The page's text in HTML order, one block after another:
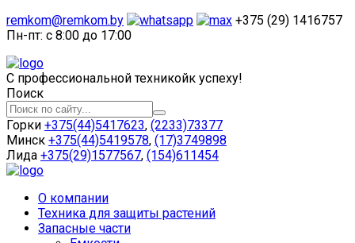
remkom@remkom.by
+375 (29) 1416757
Пн-пт: с 8:00 до 17:00
С профессиональной техникойк успеху!
Поиск
Горки +375(44)5417623, (2233)73377
Минск +375(44)5419578, (17)3749898
Лида +375(29)1577567, (154)611454
О компании
Техника для защиты растений
Запасные части